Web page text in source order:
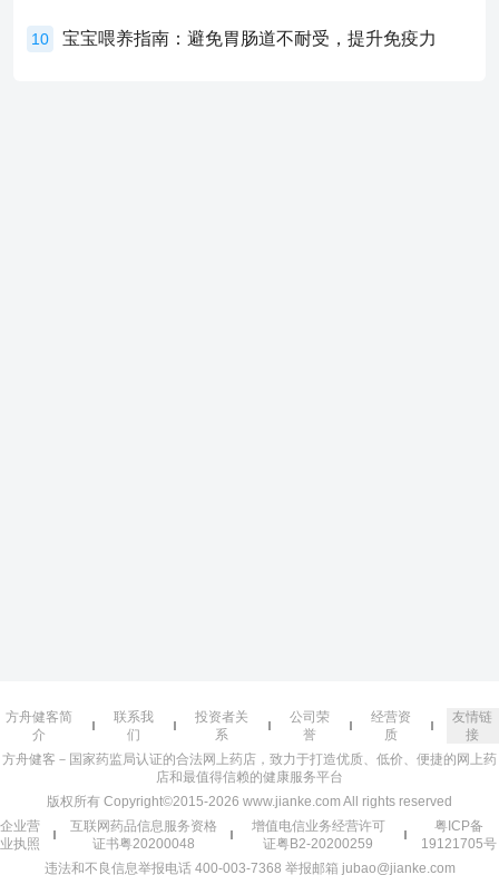
10 宝宝喂养指南：避免胃肠道不耐受，提升免疫力
方舟健客简
介
联系我
们
投资者关
系
公司荣
誉
经营资
质
友情链
接
方舟健客－国家药监局认证的合法网上药店，致力于打造优质、低价、便捷的网上药
店和最值得信赖的健康服务平台
版权所有 Copyright©2015-2026 www.jianke.com All rights reserved
企业营
业执照
互联网药品信息服务资格
证书粤20200048
增值电信业务经营许可
证粤B2-20200259
粤ICP备
19121705号
违法和不良信息举报电话 400-003-7368 举报邮箱 jubao@jianke.com